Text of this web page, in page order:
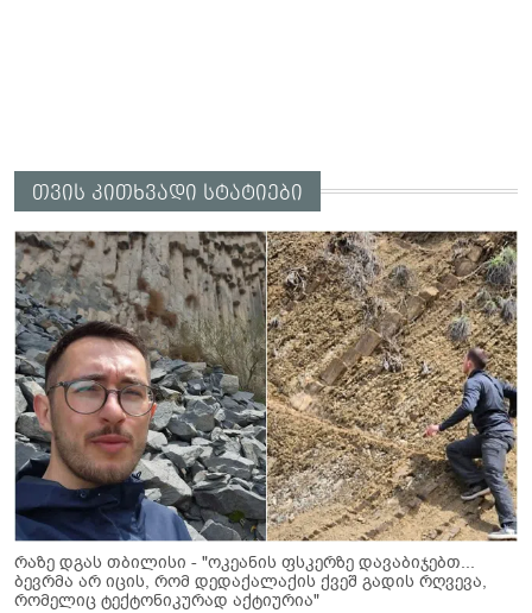
თვის კითხვადი სტატიები
რაზე დგას თბილისი - "ოკეანის ფსკერზე დავაბიჯებთ...
ბევრმა არ იცის, რომ დედაქალაქის ქვეშ გადის რღვევა,
რომელიც ტექტონიკურად აქტიურია"